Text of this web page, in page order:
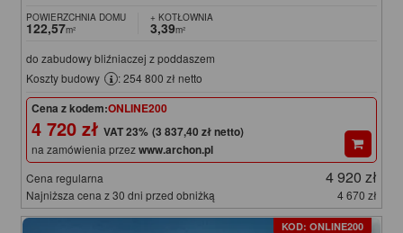
POWIERZCHNIA DOMU
122,57m²
+ KOTŁOWNIA
3,39m²
do zabudowy bliźniaczej z poddaszem
Koszty budowy
: 254 800 zł netto
Cena z kodem:ONLINE200
4 720 zł (3 837,40 zł netto)
na zamówienia przezwww.archon.pl
Cena regularna 4 920 zł
Najniższa cena z 30 dni przed obniżką 4 670 zł
KOD: ONLINE200